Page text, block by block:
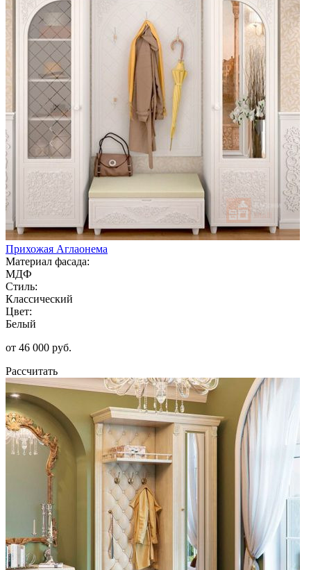
Прихожая Аглаонема
Материал фасада:
МДФ
Стиль:
Классический
Цвет:
Белый
от 46 000 руб.
Рассчитать